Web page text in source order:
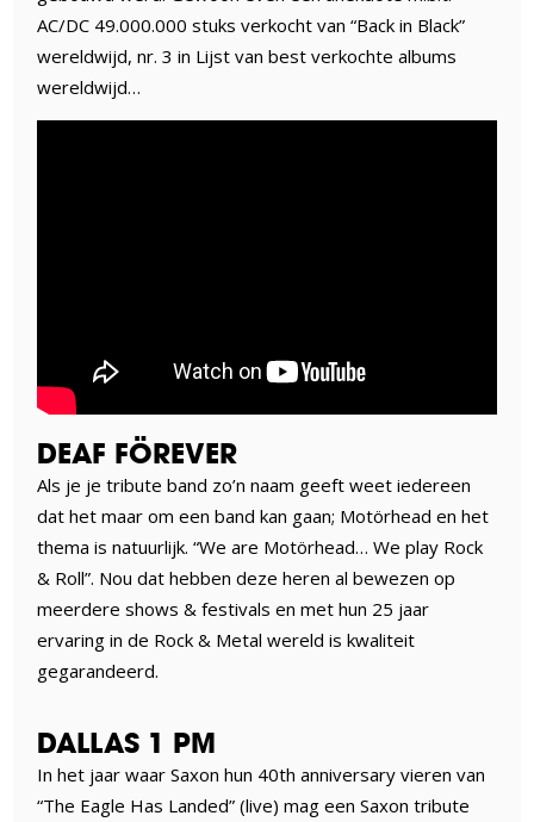
AC/DC 49.000.000 stuks verkocht van “Back in Black”
wereldwijd, nr. 3 in Lijst van best verkochte albums
wereldwijd…
DEAF FÖREVER
Als je je tribute band zo’n naam geeft weet iedereen
dat het maar om een band kan gaan; Motörhead en het
thema is natuurlijk. “We are Motörhead… We play Rock
& Roll”. Nou dat hebben deze heren al bewezen op
meerdere shows & festivals en met hun 25 jaar
ervaring in de Rock & Metal wereld is kwaliteit
gegarandeerd.
DALLAS 1 PM
In het jaar waar Saxon hun 40th anniversary vieren van
“The Eagle Has Landed” (live) mag een Saxon tribute